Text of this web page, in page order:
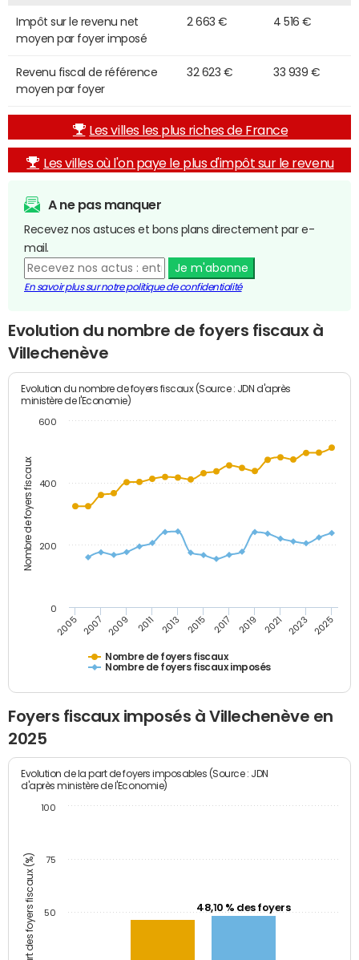
Impôt sur le revenu net
moyen par foyer imposé
2 663 € 4 516 €
Revenu fiscal de référence
moyen par foyer
32 623 € 33 939 €
Les villes les plus riches de France
Les villes où l'on paye le plus d'impôt sur le revenu
A ne pas manquer
Recevez nos astuces et bons plans directement par e-
mail.
Je m'abonne
En savoir plus sur notre politique de confidentialité
Evolution du nombre de foyers fiscaux à
Villechenève
Nombre de foyers fiscaux
Evolution du nombre de foyers fiscaux (Source : JDN d'après
ministère de l'Economie)
Nombre de foyers fiscaux
Nombre de foyers fiscaux imposés
2005 2007 2009 2011 2013 2015 2017 2019 2021 2023 2025
0
200
400
600
Foyers fiscaux imposés à Villechenève en
2025
Part des foyers fiscaux (%)
Evolution de la part de foyers imposables (Source : JDN
d'après ministère de l'Economie)
48,10 % des foyers
50
75
100